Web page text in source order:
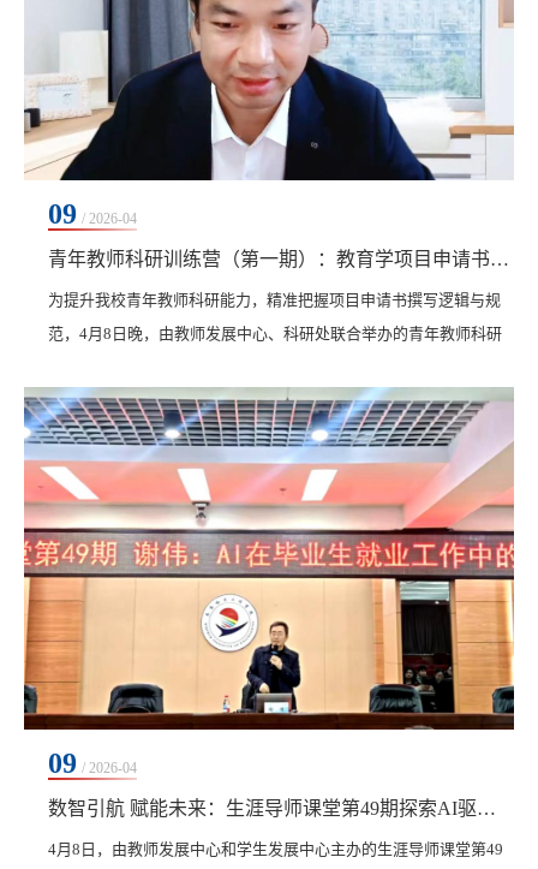
09 / 2026-04
青年教师科研训练营（第一期）：教育学项目申请书逻辑构建与表达专题培训
​为提升我校青年教师科研能力，精准把握项目申请书撰写逻辑与规
范，4月8日晚，由教师发展中心、科研处联合举办的青年教师科研
院副教授耿乐乐主讲，科研处张平处长主持，全校200余位教师齐聚
云端参与学习。培训中，耿乐乐以《项目申请书的逻辑构建与表达
策略》为题，围绕目标导向、问题意识、学科视角三大核心理念，
结合自身主持国家社科基金、教育部人文社科项目等...
09 / 2026-04
数智引航 赋能未来：生涯导师课堂第49期探索AI驱动下的就业工作新范式
4月8日，由教师发展中心和学生发展中心主办的生涯导师课堂第49